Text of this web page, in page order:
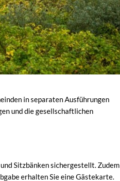
in separaten Ausführungen
und die gesellschaftlichen
Sitzbänken sichergestellt. Zudem
erhalten Sie eine Gästekarte.